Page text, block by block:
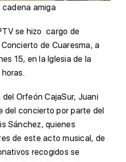
cadena amiga
se hizo cargo de
de Cuaresma, a
15, en la Iglesia de la
Orfeón CajaSur, Juani
del concierto por parte del
Sánchez, quienes
de este acto musical, de
recogidos se